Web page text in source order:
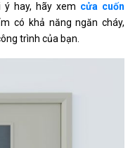
ý hay, hãy xem cửa cuốn
có khả năng ngăn cháy,
trình của bạn.